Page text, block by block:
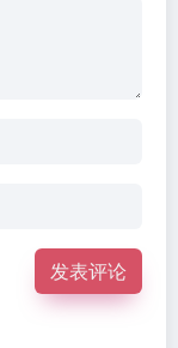
发表评论